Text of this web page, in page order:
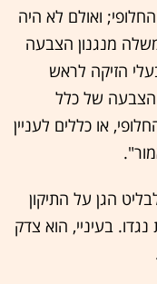
ואולם לא היה
מנגנון הצבעה
הזיקה לראש
של כלל
או כללים לעניין
הגן על התיקון
בעיניי, הוא צדק